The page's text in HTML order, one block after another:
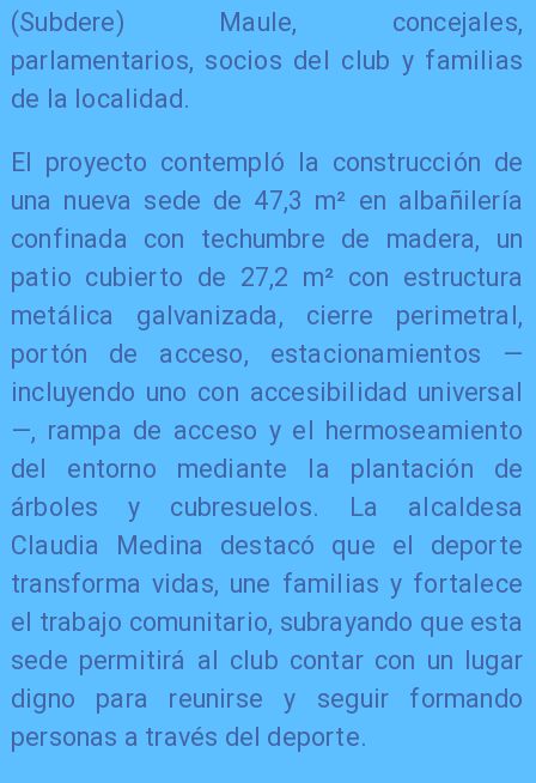
(Subdere) Maule, concejales,
parlamentarios, socios del club y familias
de la localidad.
El proyecto contempló la construcción de
una nueva sede de 47,3 m² en albañilería
confinada con techumbre de madera, un
patio cubierto de 27,2 m² con estructura
metálica galvanizada, cierre perimetral,
portón de acceso, estacionamientos —
incluyendo uno con accesibilidad universal
—, rampa de acceso y el hermoseamiento
del entorno mediante la plantación de
árboles y cubresuelos. La alcaldesa
Claudia Medina destacó que el deporte
transforma vidas, une familias y fortalece
el trabajo comunitario, subrayando que esta
sede permitirá al club contar con un lugar
digno para reunirse y seguir formando
personas a través del deporte.